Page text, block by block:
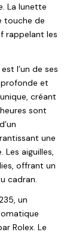
La lunette
touche de
rappelant les
l’un de ses
profonde et
créant
sont
une
aiguilles,
offrant un
cadran.
un
Rolex. Le